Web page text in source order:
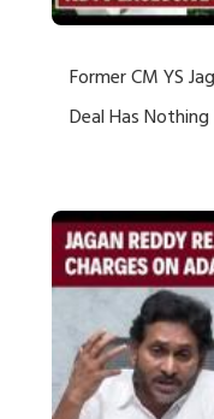
Former CM YS
Deal Has